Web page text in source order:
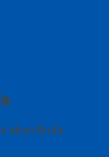
akun Anda.